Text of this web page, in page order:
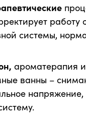
работу
системы,
ароматерапия и
ванны –